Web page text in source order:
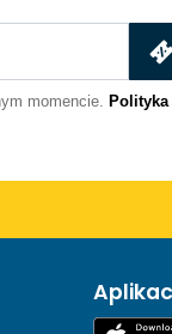
momencie.